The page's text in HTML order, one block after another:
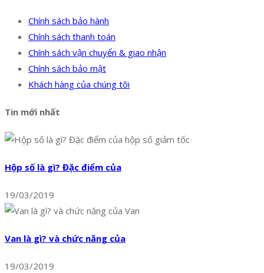
Chính sách bảo hành
Chính sách thanh toán
Chính sách vận chuyển & giao nhận
Chính sách bảo mật
Khách hàng của chúng tôi
Tin mới nhất
Hộp số là gì? Đặc điểm của
19/03/2019
Van là gì? và chức năng của
19/03/2019